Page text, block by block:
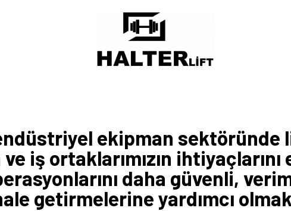
ekipman sektöründe
iş ortaklarımızın
daha güvenli,
getirmelerine yardımcı